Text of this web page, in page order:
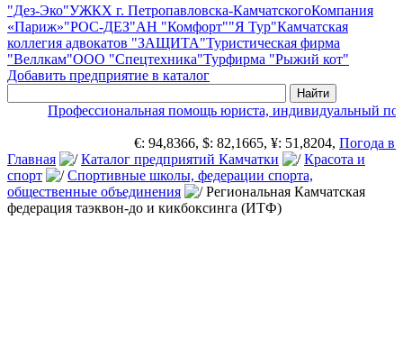
"Дез-Эко"УЖКХ г. Петропавловска-КамчатскогоКомпания
«Париж»"РОС-ДЕЗ"АН "Комфорт""Я Тур"Камчатская
коллегия адвокатов "ЗАЩИТА"Туристическая фирма
"Веллкам"ООО "Спецтехника"Турфирма "Рыжий кот"
Добавить предприятие в каталог
Профессиональная помощь юриста, индивидуальный
€: 94,8366, $: 82,1665, ¥: 51,8204,Погода в
Главная
Каталог предприятий Камчатки
Красота и
спорт
Спортивные школы, федерации спорта,
общественные объединения
Региональная Камчатская
федерация таэквон-до и кикбоксинга (ИТФ)